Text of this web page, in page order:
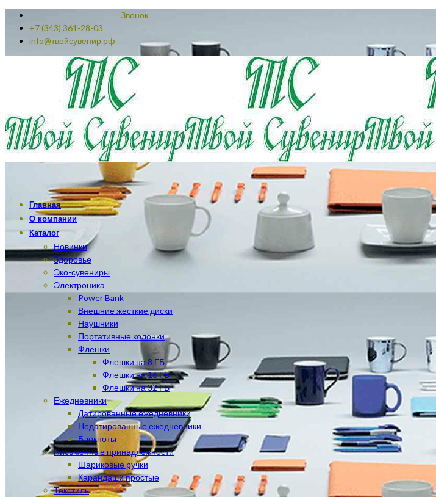
Звонок
+7 (343) 361-28-03
info@твойсувенир.рф
Главная
О компании
Каталог
Новинки
Здоровье
Эко-сувениры
Электроника
Power Bank
Внешние жесткие диски
Наушники
Портативные колонки
Флешки
Флешки на 8 ГБ
Флешки на 16 ГБ
Флешки на 32 ГБ
Ежедневники
Датированные ежедневники
Недатированные ежедневники
Блокноты
Письменные принадлежности
Шариковые ручки
Карандаши простые
Текстиль